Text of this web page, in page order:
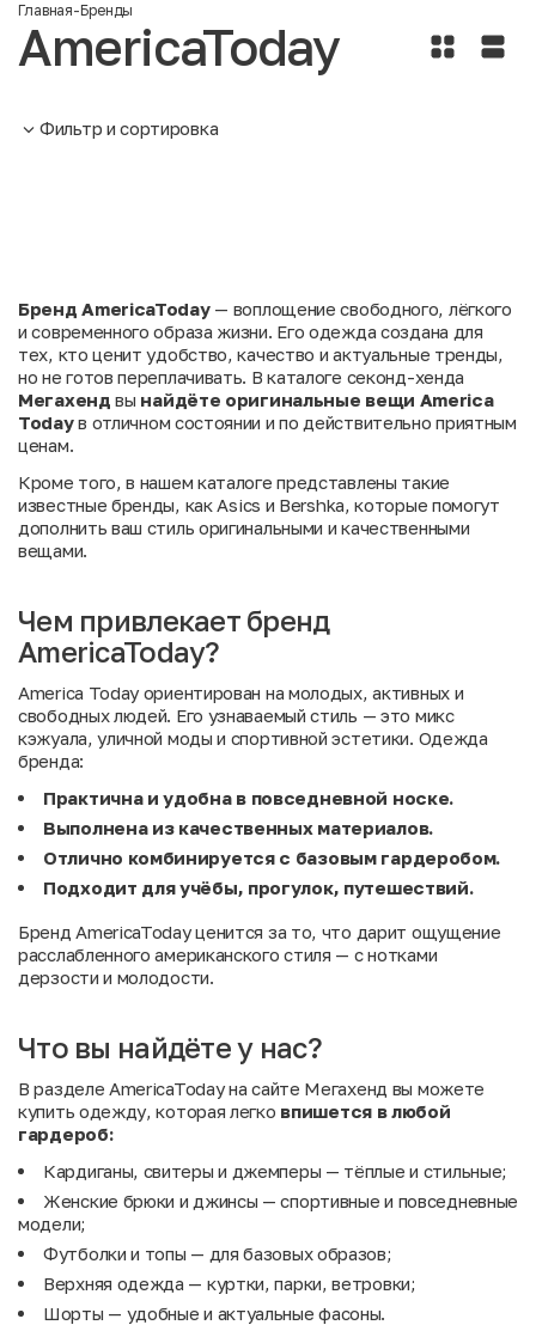
Главная-Бренды
AmericaToday
Фильтр и сортировка
Бренд AmericaToday— воплощение свободного, лёгкого
и современного образа жизни. Его одежда создана для
тех, кто ценит удобство, качество и актуальные тренды,
но не готов переплачивать. В каталоге секонд-хенда
Мегахенд вы найдёте оригинальные вещи America
Todayв отличном состоянии и по действительно приятным
ценам.
Кроме того, в нашем каталоге представлены такие
известные бренды, как Asics и Bershka, которые помогут
дополнить ваш стиль оригинальными и качественными
вещами.
Чем привлекает бренд
AmericaToday?
America Today ориентирован на молодых, активных и
свободных людей. Его узнаваемый стиль — это микс
кэжуала, уличной моды и спортивной эстетики. Одежда
бренда:
Практична и удобна в повседневной носке.
Выполнена из качественных материалов.
Отлично комбинируется с базовым гардеробом.
Подходит для учёбы, прогулок, путешествий.
Бренд AmericaToday ценится за то, что дарит ощущение
расслабленного американского стиля — с нотками
дерзости и молодости.
Что вы найдёте у нас?
В разделе AmericaToday на сайте Мегахенд вы можете
купить одежду, которая легко впишется в любой
гардероб:
Кардиганы, свитеры и джемперы — тёплые и стильные;
Женские брюки и джинсы — спортивные и повседневные
модели;
Футболки и топы — для базовых образов;
Верхняя одежда — куртки, парки, ветровки;
Шорты — удобные и актуальные фасоны.